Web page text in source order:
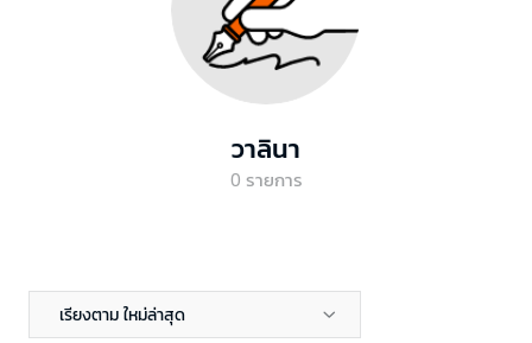
วาลินา
0 รายการ
เรียงตาม ใหม่ล่าสุด